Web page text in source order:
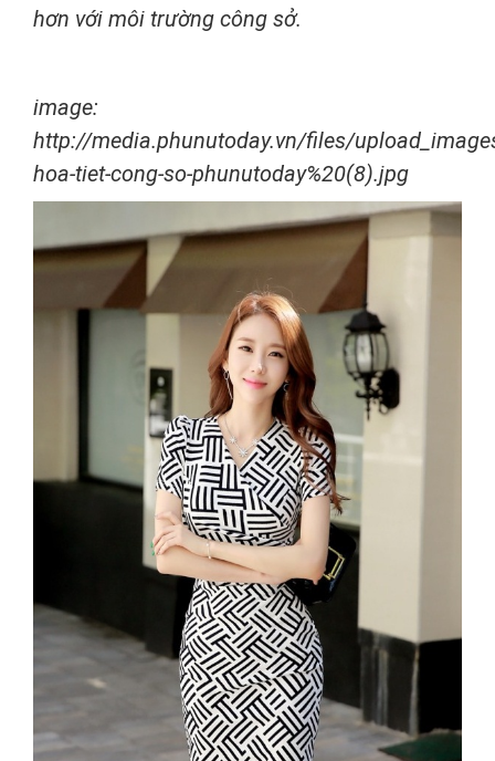
hơn với môi trường công sở.
image:
http://media.phunutoday.vn/files/
hoa-tiet-cong-so-phunutoday%20(8).jpg